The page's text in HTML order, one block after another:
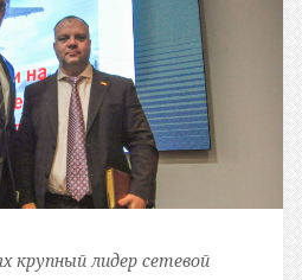
крупный лидер сетевой